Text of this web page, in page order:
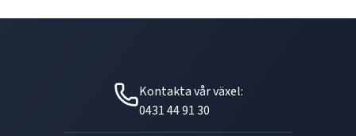
Kontakta vår växel:
0431 44 91 30